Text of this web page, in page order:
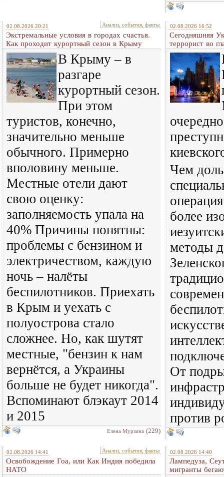
02.08.2026 20:21 Анализ, события, факты
Экстремальные условия в городах счастья.
Как проходит курортный сезон в Крыму
В Крыму – в
разгаре
курортный сезон.
При этом
туристов, конечно,
значительно меньше
обычного. Примерно
вполовину меньше.
Местные отели дают
свою оценку:
заполняемость упала на
40% Причины понятны:
проблемы с бензином и
электричеством, каждую
ночь – налёты
беспилотников. Приехать
в Крым и уехать с
полуострова стало
сложнее. Но, как шутят
местные, "бензин к нам
вернётся, а Украины
больше не будет никогда".
Вспоминают блэкаут 2014
и 2015
Елена Мурзина (229)
02.08.2026 16:52
Сегодняшняя
террорист во
Чем
более
методы
От
против
02.08.2026 14:41 Анализ, события, факты
Освобождение Гоа, или Как Индия победила
НАТО
02.08.2026 14:40
Лампедуза,
мигранты